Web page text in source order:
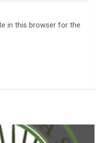
in this browser for the